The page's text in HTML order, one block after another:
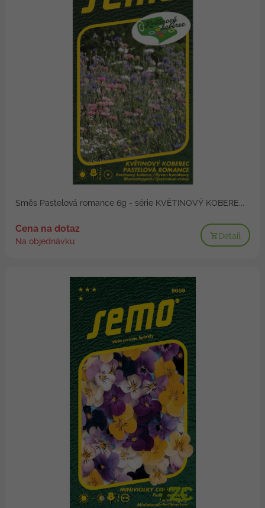
Směs Pastelová romance 6g - série KVĚTINOVÝ KOBERE...
Cena na dotaz
Na objednávku
Detail